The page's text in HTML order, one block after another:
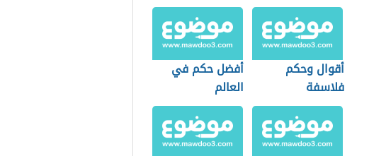
أقوال وحكم
فلاسفة
أفضل حكم في
العالم